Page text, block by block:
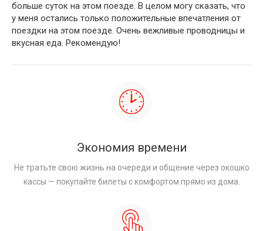
больше суток на этом поезде. В целом могу сказать, что
у меня остались только положительные впечатления от
поездки на этом поезде. Очень вежливые проводницы и
вкусная еда. Рекомендую!
Экономия времени
Не тратьте свою жизнь на очереди и общение через окошко
кассы — покупайте билеты с комфортом прямо из дома.